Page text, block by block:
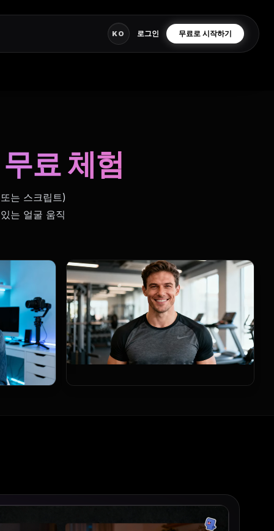
KO 로그인 무료로 시작하기
료 체험
는 스크립트)
는 얼굴 움직